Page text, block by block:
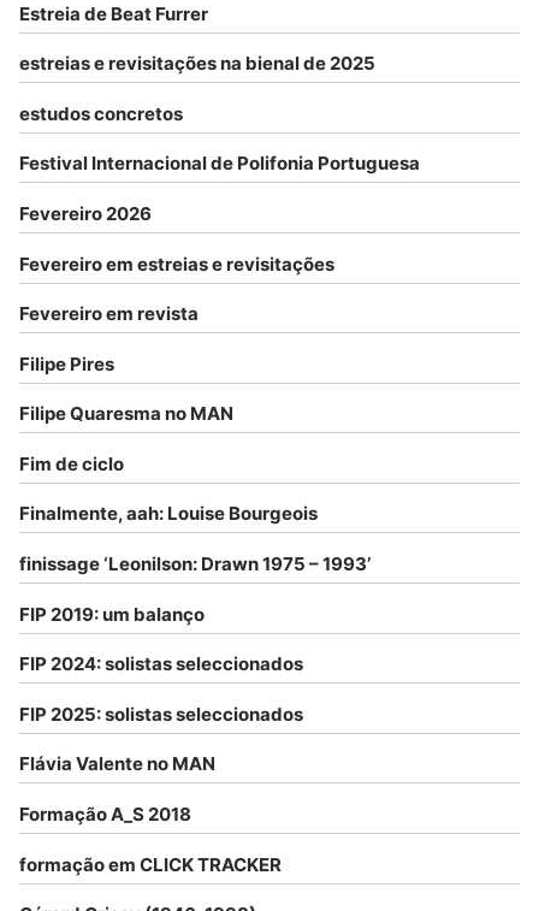
Estreia de Beat Furrer
estreias e revisitações na bienal de 2025
estudos concretos
Festival Internacional de Polifonia Portuguesa
Fevereiro 2026
Fevereiro em estreias e revisitações
Fevereiro em revista
Filipe Pires
Filipe Quaresma no MAN
Fim de ciclo
Finalmente, aah: Louise Bourgeois
finissage ‘Leonilson: Drawn 1975 – 1993’
FIP 2019: um balanço
FIP 2024: solistas seleccionados
FIP 2025: solistas seleccionados
Flávia Valente no MAN
Formação A_S 2018
formação em CLICK TRACKER